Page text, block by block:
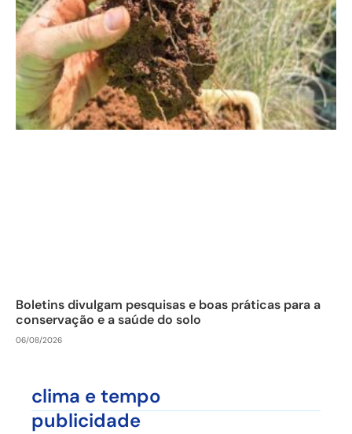
Boletins divulgam pesquisas e boas práticas para a
conservação e a saúde do solo
06/08/2026
clima e tempo
publicidade